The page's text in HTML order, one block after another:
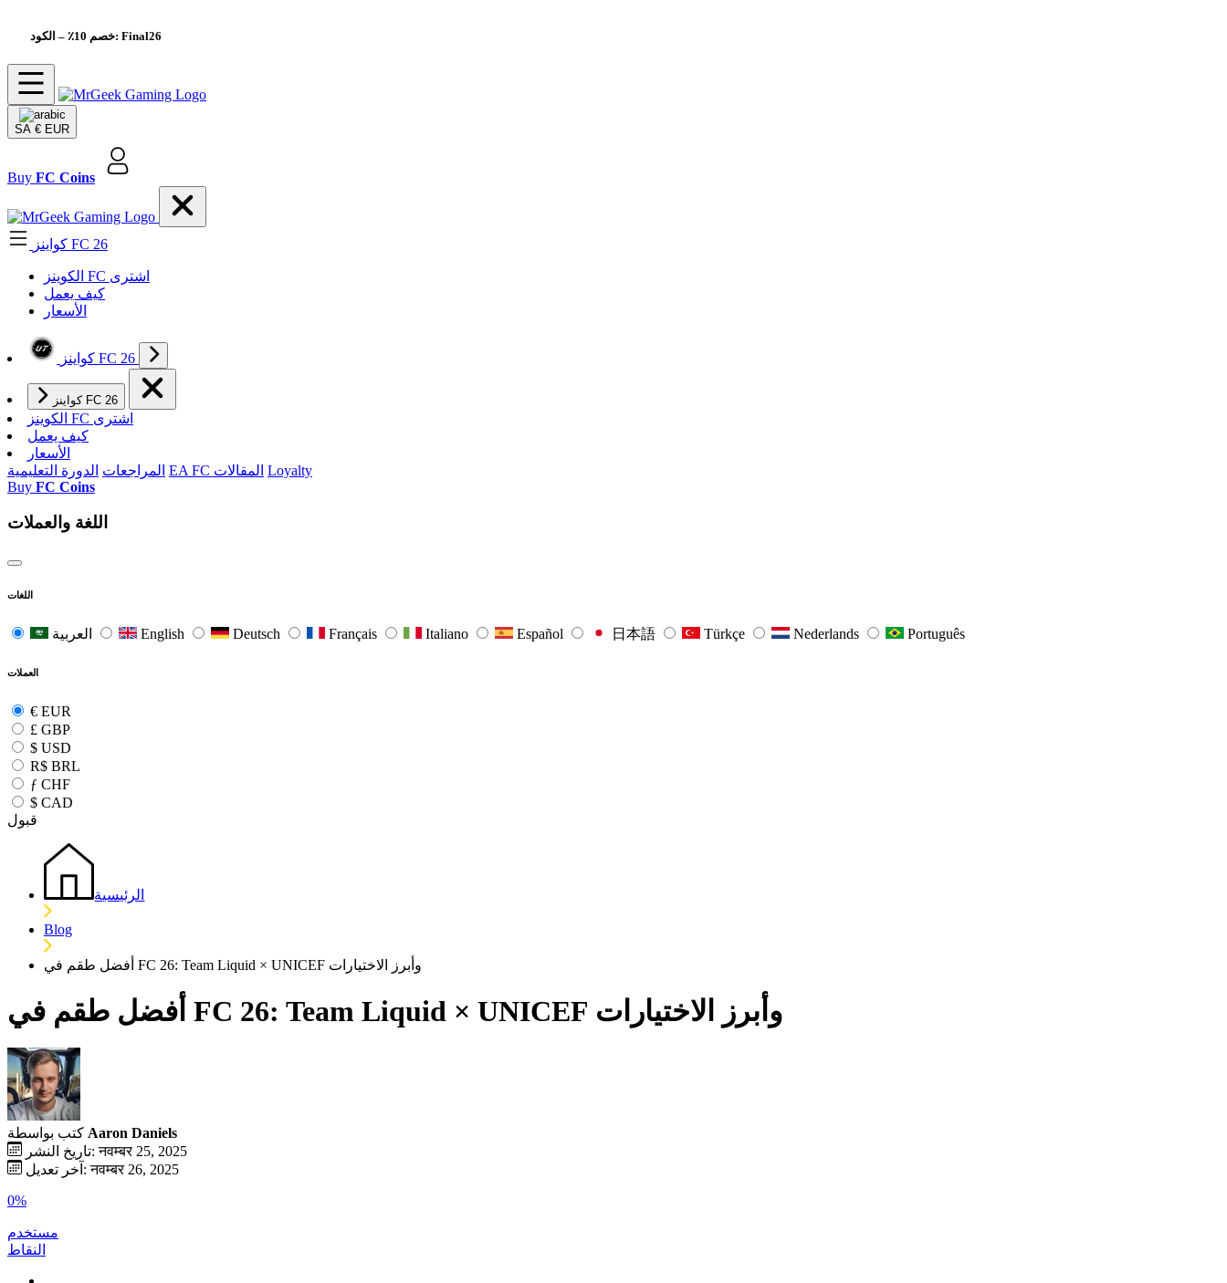
خصم 10٪– الكود: Final26
SA € EUR
Buy FC Coins
كواينز FC 26
الکوینز FC اشتری
كيف يعمل
الأسعار
كواينز FC 26
كواينز FC 26
الکوینز FC اشتری
كيف يعمل
الأسعار
المراجعات الدورة التعليمية EA FC المقالات Loyalty
Buy FC Coins
اللغة والعملات
اللغات
English Deutsch Français Italiano Español 日本語 Türkçe Nederlands Português
العملات
€ EUR
£ GBP
$ USD
R$ BRL
ƒ CHF
$ CAD
قبول
الرئيسية
Blog
أفضل طقم في FC 26: Team Liquid × UNICEF وأبرز الاختيارات
أفضل طقم في FC 26: Team Liquid × UNICEF وأبرز الاختيارات
كتب بواسطة Aaron Daniels
تاريخ النشر: नवम्बर 25, 2025
آخر تعديل: नवम्बर 26, 2025
0%
مستخدم
النقاط